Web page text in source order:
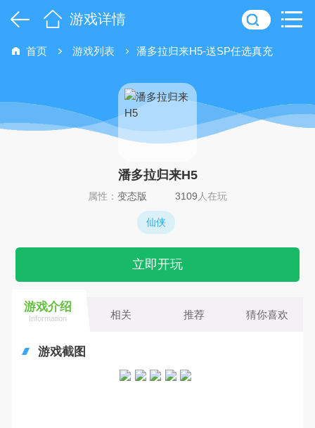
游戏详情
首页 游戏列表 潘多拉归来H5-送SP任选真充
潘多拉归来H5
属性： 变态版 3109 人在玩
仙侠
立即开玩
游戏介绍
Information 相关 推荐 猜你喜欢
游戏截图